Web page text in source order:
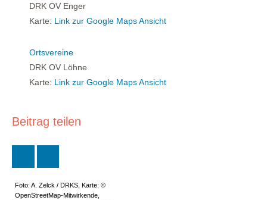
DRK OV Enger
Karte: Link zur Google Maps Ansicht
Ortsvereine
DRK OV Löhne
Karte: Link zur Google Maps Ansicht
Beitrag teilen
Foto: A. Zelck / DRKS, Karte: ©
OpenStreetMap-Mitwirkende,